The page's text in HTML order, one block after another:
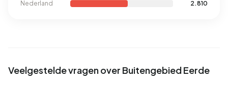
Nederland
2.810
Veelgestelde vragen over Buitengebied Eerde